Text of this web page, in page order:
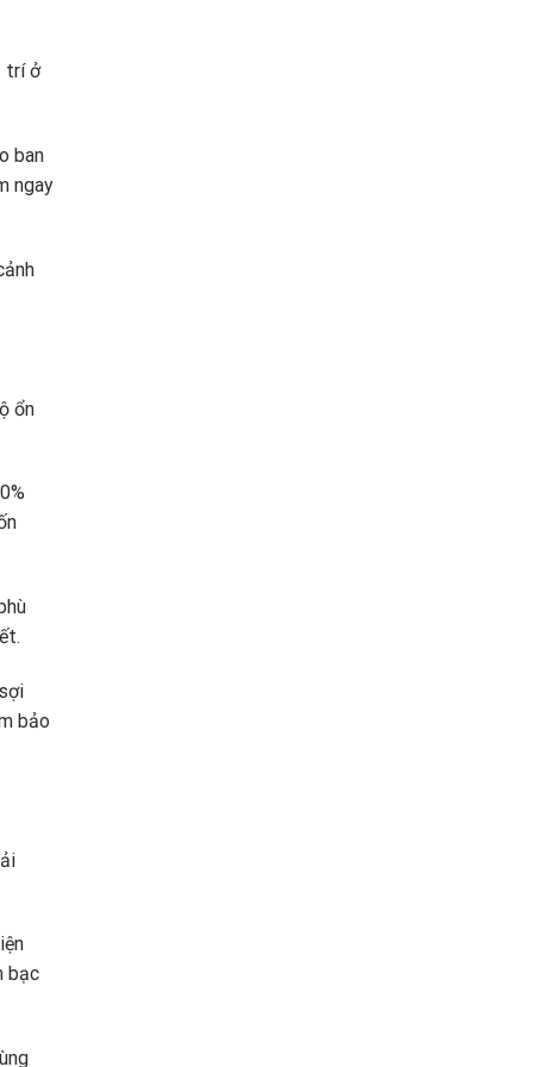
trí ở
ban
ngay
ổn
bảo
bạc